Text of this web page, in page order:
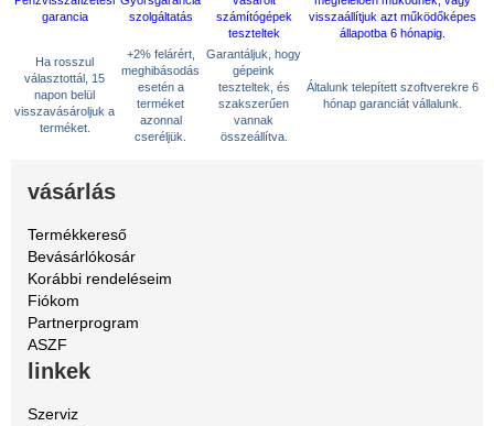
Ha rosszul
választottál, 15
napon belül
visszavásároljuk a
terméket.
+2% felárért,
meghibásodás
esetén a
terméket
azonnal
cseréljük.
Garantáljuk, hogy
gépeink
teszteltek, és
szakszerűen
vannak
összeállítva.
Általunk telepített szoftverekre 6
hónap garanciát vállalunk.
vásárlás
Termékkereső
Bevásárlókosár
Korábbi rendeléseim
Fiókom
Partnerprogram
ASZF
linkek
Szerviz